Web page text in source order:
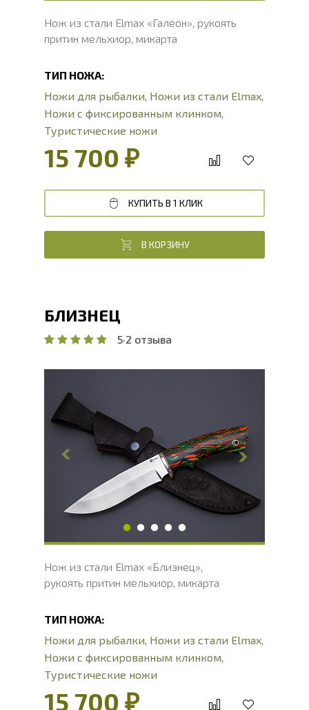
Нож из стали Elmax «Галеон», рукоять
притин мельхиор, микарта
ТИП НОЖА:
Ножи для рыбалки, Ножи из стали Elmax,
Ножи с фиксированным клинком,
Туристические ножи
15 700 ₽
КУПИТЬ В 1 КЛИК
В КОРЗИНУ
БЛИЗНЕЦ
5·2 отзыва
Общая длина, мм
Длина клинка, мм
Ширина клинка, мм
35
Толщина обуха, мм
Ширина рукояти, мм
29
Длина рукояти, мм
Толщина рукояти, мм
22
Твердость клинка, HRC
60 - 62 HRC
Нож из стали Elmax «Близнец»,
рукоять притин мельхиор, микарта
ТИП НОЖА:
Ножи для рыбалки, Ножи из стали Elmax,
Ножи с фиксированным клинком,
Туристические ножи
15 700 ₽